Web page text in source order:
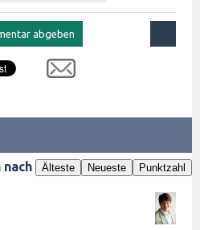
Älteste Neueste Punktzahl